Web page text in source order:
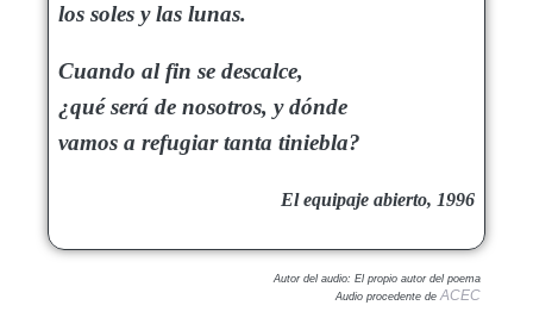
los soles y las lunas.
Cuando al fin se descalce,
¿qué será de nosotros, y dónde
vamos a refugiar tanta tiniebla?
El equipaje abierto, 1996
Autor del audio: El propio autor del poema
Audio procedente de ACEC